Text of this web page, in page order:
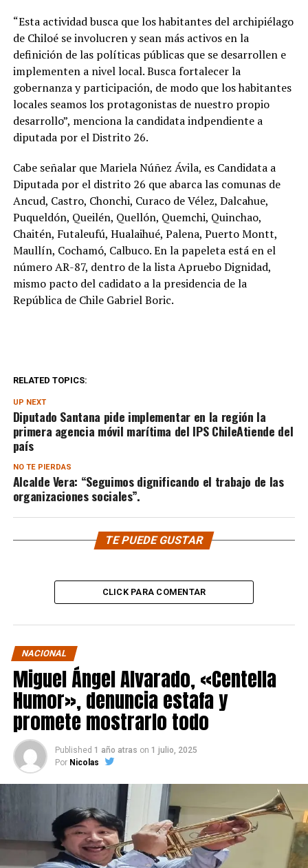
“Esta actividad busca que los habitantes del archipiélago
de Chiloé se involucren y sean más activos en la
definición de las políticas públicas que se desarrollen e
implementen a nivel local. Busca fortalecer la
gobernanza y participación, de modo que los habitantes
locales seamos los protagonistas de nuestro propio
desarrollo”, menciona la candidata indpendiente a
diputada por el Distrito 26.
Cabe señalar que Mariela Núñez Ávila, es Candidata a
Diputada por el distrito 26 que abarca las comunas de
Ancud, Castro, Chonchi, Curaco de Vélez, Dalcahue,
Puqueldón, Queilén, Quellón, Quemchi, Quinchao,
Chaitén, Futaleufú, Hualaihué, Palena, Puerto Montt,
Maullín, Cochamó, Calbuco. En la papeleta está en el
número AR-87, dentro de la lista Apruebo Dignidad,
mismo pacto del cadidato a la presidencia de la
República de Chile Gabriel Boric.
RELATED TOPICS:
UP NEXT
Diputado Santana pide implementar en la región la
primera agencia móvil marítima del IPS ChileAtiende del
país
NO TE PIERDAS
Alcalde Vera: “Seguimos dignificando el trabajo de las
organizaciones sociales”.
TE PUEDE GUSTAR
CLICK PARA COMENTAR
NACIONAL
Miguel Ángel Alvarado, «Centella
Humor», denuncia estafa y
promete mostrarlo todo
Published 1 año atras on 1 julio, 2025
Por Nicolas